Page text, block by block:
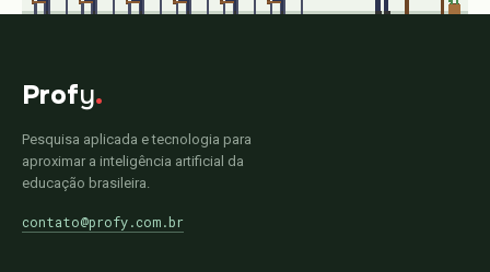
Profy.
Pesquisa aplicada e tecnologia para
aproximar a inteligência artificial da
educação brasileira.
contato@profy.com.br